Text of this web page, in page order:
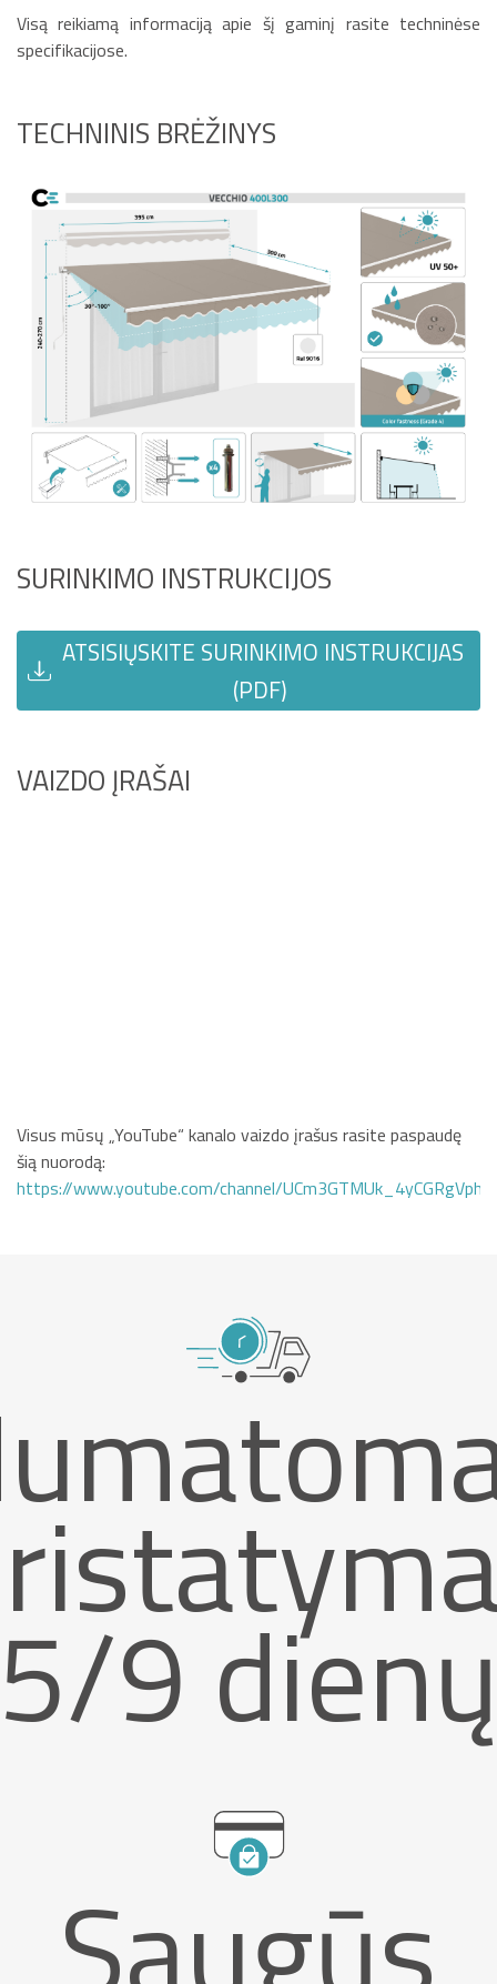
Visą reikiamą informaciją apie šį gaminį rasite techninėse
specifikacijose.
TECHNINIS BRĖŽINYS
SURINKIMO INSTRUKCIJOS
ATSISIŲSKITE SURINKIMO INSTRUKCIJAS
(PDF)
VAIZDO ĮRAŠAI
Visus mūsų „YouTube“ kanalo vaizdo įrašus rasite paspaudę
šią nuorodą:
https://www.youtube.com/channel/
9